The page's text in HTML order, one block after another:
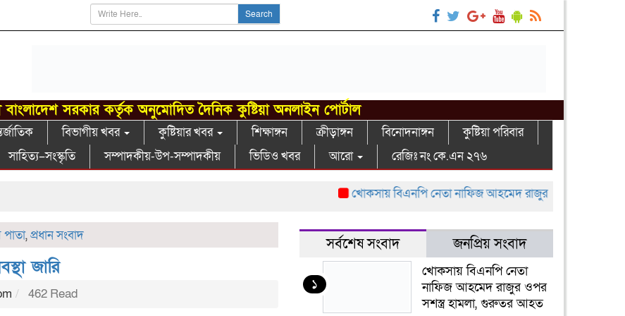
Search
বাংলাদেশ সরকার কর্তৃক অনুমোদিত দৈনিক কুষ্টিয়া অনলাইন পোর্টাল
বিভাগীয় খবর কুষ্টিয়ার খবর শিক্ষাঙ্গন ক্রীড়াঙ্গন বিনোদনাঙ্গন
কুষ্টিয়া পরিবার
সাহিত্য–সংস্কৃতি সম্পাদকীয়-উপ-সম্পাদকীয় ভিডিও খবর আরো রেজিঃ নং কে.এন ২৭৬
খোকসায় বিএনপি নেতা নাফিজ আহমেদ রাজুর ওপর সশস্ত্র হামলা,
পাতা,প্রধান সংবাদ
জারি
462 Read
সর্বশেষ সংবাদ জনপ্রিয় সংবাদ
১
খোকসায় বিএনপি নেতা
নাফিজ আহমেদ রাজুর ওপর
সশস্ত্র হামলা, গুরুতর আহত